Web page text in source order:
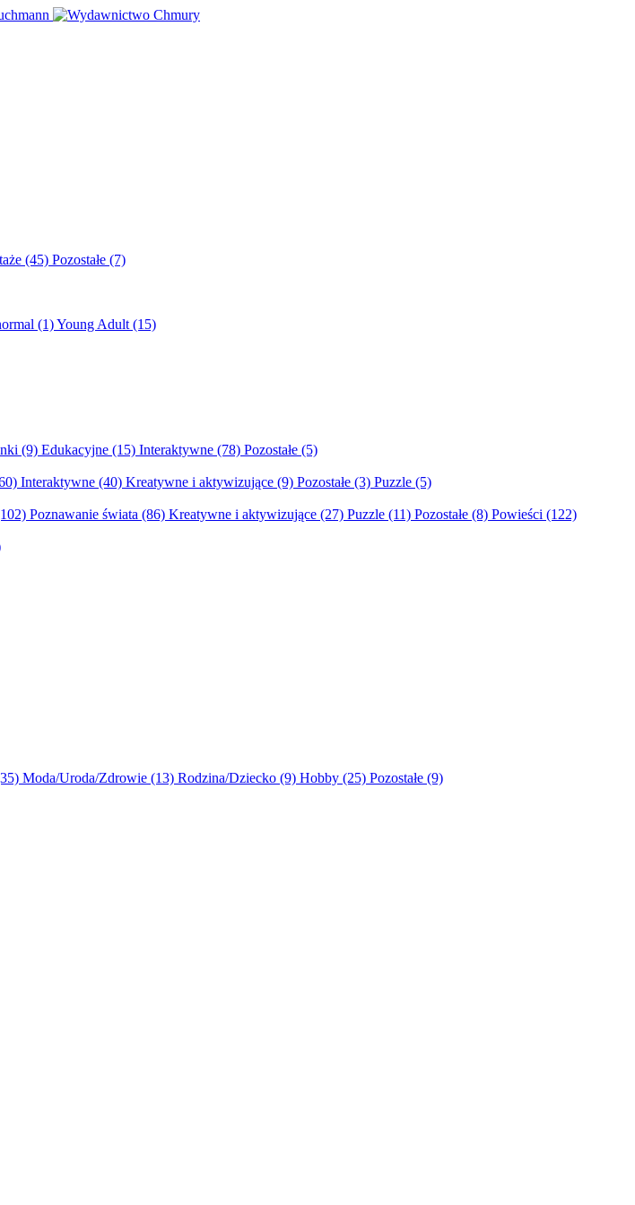
(45) Pozostałe (7)
(1)Young Adult (15)
(9) Edukacyjne (15) Interaktywne (78) Pozostałe (5)
Interaktywne (40) Kreatywne i aktywizujące (9) Pozostałe (3) Puzzle (5)
Poznawanie świata (86) Kreatywne i aktywizujące (27) Puzzle (11) Pozostałe (8) Powieści (122)
Moda/Uroda/Zdrowie (13) Rodzina/Dziecko (9) Hobby (25) Pozostałe (9)